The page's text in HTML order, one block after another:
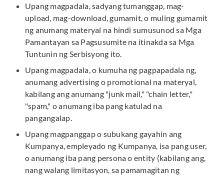
Upang magpadala, sadyang tumanggap, mag-
upload, mag-download, gumamit, o muling gumamit
ng anumang materyal na hindi sumusunod sa Mga
Pamantayan sa Pagsusumite na itinakda sa Mga
Tuntunin ng Serbisyong ito.
Upang magpadala, o kumuha ng pagpapadala ng,
anumang advertising o promotional na materyal,
kabilang ang anumang "junk mail," "chain letter,"
"spam," o anumang iba pang katulad na
pangangalap.
Upang magpanggap o subukang gayahin ang
Kumpanya, empleyado ng Kumpanya, isa pang user,
o anumang iba pang persona o entity (kabilang ang,
nang walang limitasyon, sa pamamagitan ng